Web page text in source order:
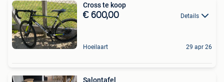
Cross te koop
€ 600,00 Details
Hoeilaart 29 apr 26
Salontafel